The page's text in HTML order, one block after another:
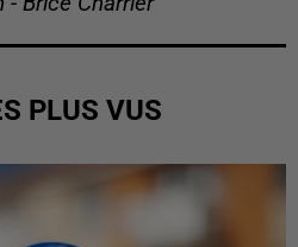
PLUS VUS